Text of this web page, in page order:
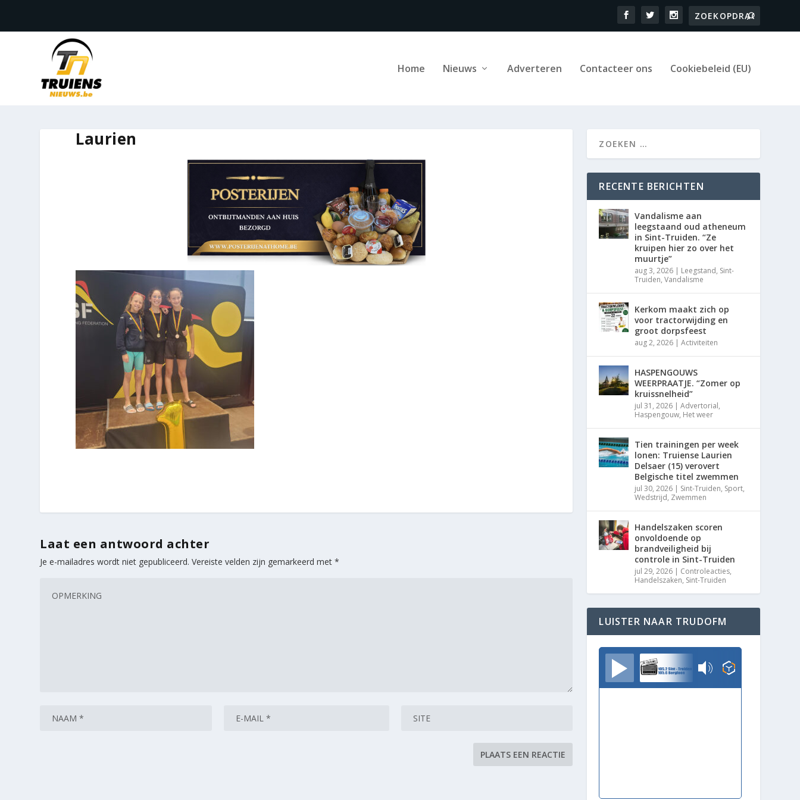
Home Nieuws Adverteren Contacteer ons Cookiebeleid (EU)
Laurien
Laat een antwoord achter
Je e-mailadres wordt niet gepubliceerd. Vereiste velden zijn gemarkeerd met*
RECENTE BERICHTEN
Vandalisme aan
leegstaand oud atheneum
in Sint-Truiden. “Ze
kruipen hier zo over het
muurtje”
aug 3, 2026 | Leegstand, Sint-
Truiden,Vandalisme
Kerkom maakt zich op
voor tractorwijding en
groot dorpsfeest
aug 2, 2026 |Activiteiten
HASPENGOUWS
WEERPRAATJE. “Zomer op
kruissnelheid”
jul 31, 2026 |Advertorial,
Haspengouw, Het weer
Tien trainingen per week
lonen: Truiense Laurien
Delsaer (15) verovert
Belgische titel zwemmen
jul 30, 2026 | Sint-Truiden, Sport,
Wedstrijd, Zwemmen
Handelszaken scoren
onvoldoende op
brandveiligheid bij
controle in Sint-Truiden
jul 29, 2026 | Controleacties,
Handelszaken, Sint-Truiden
LUISTER NAAR TRUDOFM
TrudoFM